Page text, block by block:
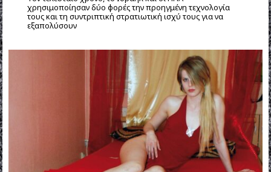
χρησιμοποίησαν δύο φορές την προηγμένη τεχνολογία
τους και τη συντριπτική στρατιωτική ισχύ τους για να
εξαπολύσουν